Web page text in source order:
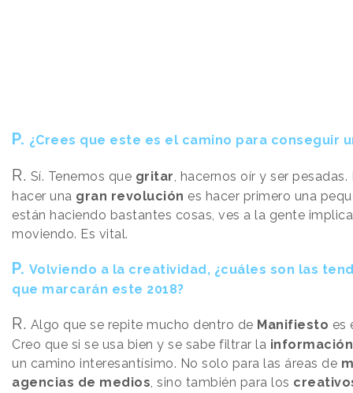
P. ¿Crees que este es el camino para conseguir
R. Sí. Tenemos que gritar, hacernos oír y ser
hacer una gran revolución es hacer primero una
están haciendo bastantes cosas, ves a la gente
moviendo. Es vital.
P. Volviendo a la creatividad, ¿cuáles son las
que marcarán este 2018?
R. Algo que se repite mucho dentro de Manifiesto es
Creo que si se usa bien y se sabe filtrar la información
un camino interesantísimo. No solo para las áreas de
agencias de medios, sino también para los